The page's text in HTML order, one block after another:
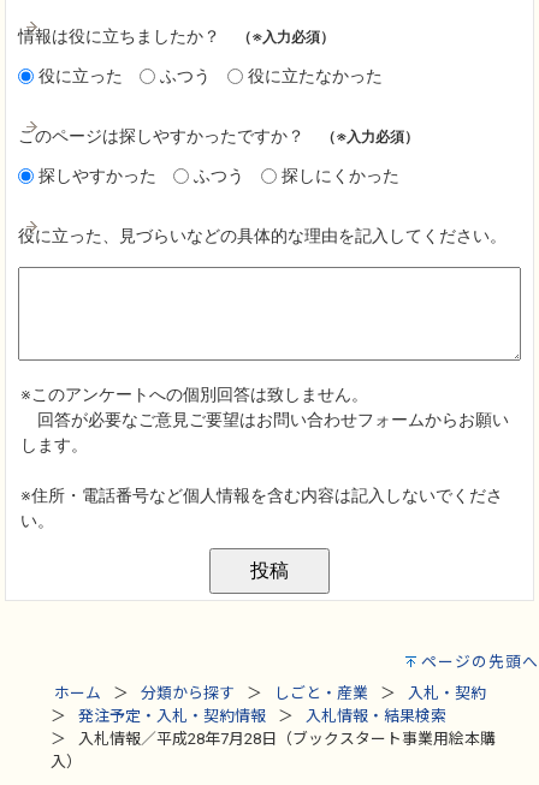
ページの先頭へ
ホーム
分類から探す しごと・産業
入札・契約
発注予定・入札・契約情報
入札情報・結果検索
入札情報／平成28年7月28日（ブックスタート事業用絵本購
入）